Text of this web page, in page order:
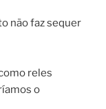
não faz sequer
reles
o